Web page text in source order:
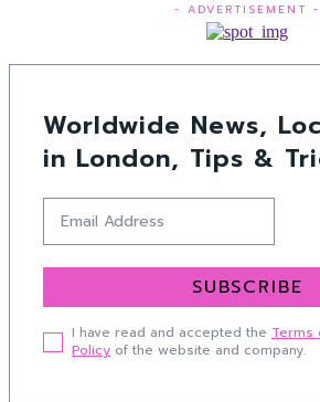
- ADVERTISEMENT -
Worldwide News,
in London, Tips &
SUBSCRIBE
I have read and accepted the Terms
Policy of the website and company.